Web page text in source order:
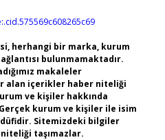
herhangi bir marka, kurum
bulunmamaktadır.
makaleler
alan içerikler haber niteliği
ve kişiler hakkında
kurum ve kişiler ile isim
Sitemizdeki bilgiler
taşımazlar.